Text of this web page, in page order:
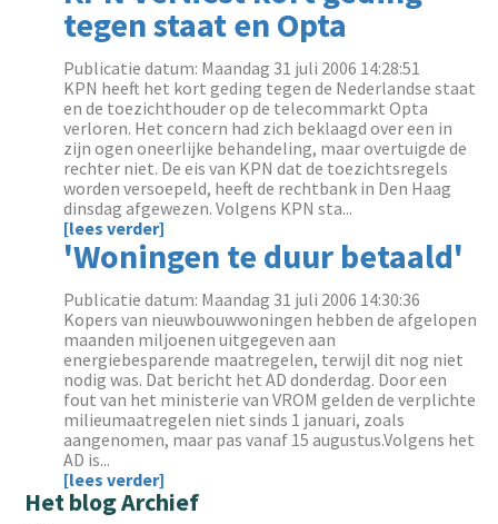
tegen staat en Opta
Publicatie datum: Maandag 31 juli 2006 14:28:51
KPN heeft het kort geding tegen de Nederlandse staat
en de toezichthouder op de telecommarkt Opta
verloren. Het concern had zich beklaagd over een in
zijn ogen oneerlijke behandeling, maar overtuigde de
rechter niet. De eis van KPN dat de toezichtsregels
worden versoepeld, heeft de rechtbank in Den Haag
dinsdag afgewezen. Volgens KPN sta...
[lees verder]
'Woningen te duur betaald'
Publicatie datum: Maandag 31 juli 2006 14:30:36
Kopers van nieuwbouwwoningen hebben de afgelopen
maanden miljoenen uitgegeven aan
energiebesparende maatregelen, terwijl dit nog niet
nodig was. Dat bericht het AD donderdag. Door een
fout van het ministerie van VROM gelden de verplichte
milieumaatregelen niet sinds 1 januari, zoals
aangenomen, maar pas vanaf 15 augustus.Volgens het
AD is...
[lees verder]
Het blog Archief